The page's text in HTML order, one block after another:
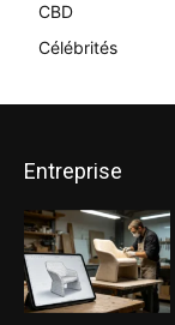
CBD
Célébrités
Entreprise